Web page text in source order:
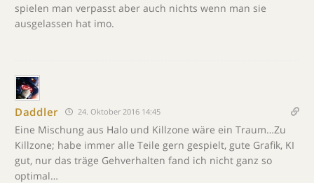
spielen man verpasst aber auch nichts wenn man sie
ausgelassen hat imo.
Daddler 24. Oktober 2016 14:45
Eine Mischung aus Halo und Killzone wäre ein Traum…Zu
Killzone; habe immer alle Teile gern gespielt, gute Grafik, KI
gut, nur das träge Gehverhalten fand ich nicht ganz so
optimal…